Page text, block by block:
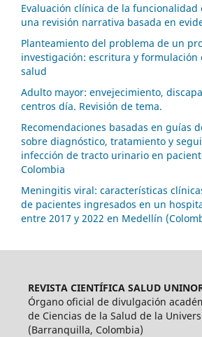
Evaluación clínica de la
una revisión narrativa basada en
Planteamiento del problema de un
investigación: escritura y formulación
salud
Adulto mayor: envejecimiento,
centros día. Revisión de tema.
Recomendaciones basadas en guías
sobre diagnóstico, tratamiento y
infección de tracto urinario en
Colombia
Meningitis viral: características
de pacientes ingresados en un
entre 2017 y 2022 en Medellín
REVISTA CIENTÍFICA SALUD
Órgano oficial de divulgación
de Ciencias de la Salud de la
(Barranquilla, Colombia)